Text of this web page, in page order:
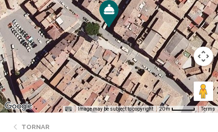
Image may be subject to copyright 20 m Terms
TORNAR